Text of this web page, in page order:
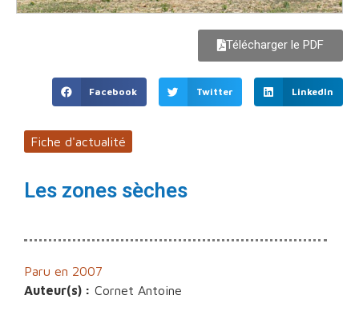
Télécharger le PDF
Facebook Twitter LinkedIn
Fiche d'actualité
Les zones sèches
Paru en 2007
Auteur(s) : Cornet Antoine